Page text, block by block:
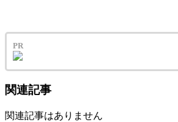
PR
関連記事
関連記事はありません